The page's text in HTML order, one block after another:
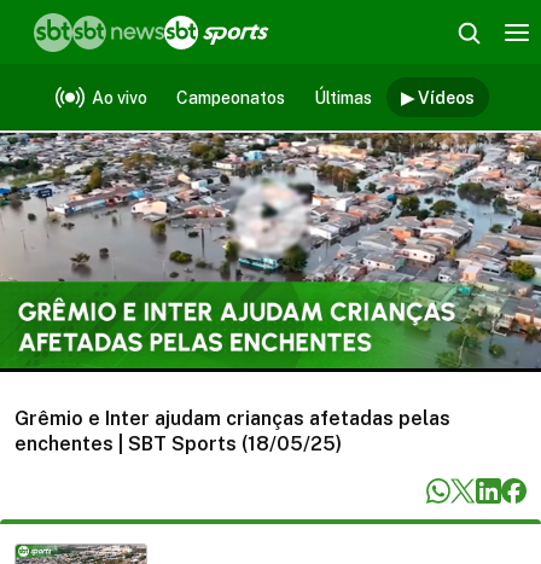
Ao vivo Campeonatos Últimas ▶ Vídeos
Vídeos
Grêmio e Inter ajudam crianças afetadas pelas
enchentes | SBT Sports (18/05/25)